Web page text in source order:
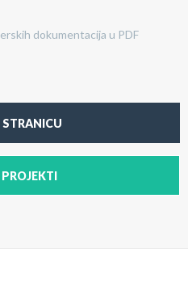
dokumentacija u PDF
STRANICU